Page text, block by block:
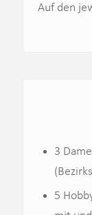
Auf den
3
5